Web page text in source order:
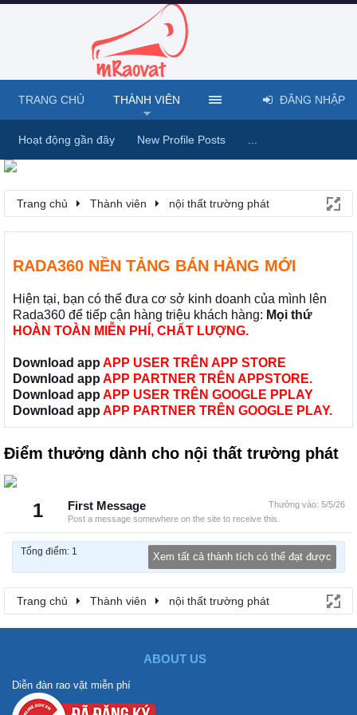
Trang chủ Thành viên nội thất trường phát
RADA360 NỀN TẢNG BÁN HÀNG MỚI
Hiện tại, bạn có thể đưa cơ sở kinh doanh của mình lên
Rada360 để tiếp cận hàng triệu khách hàng: Mọi thứ
HOÀN TOÀN MIỄN PHÍ, CHẤT LƯỢNG.
Download app APP USER TRÊN APP STORE
Download app APP PARTNER TRÊN APPSTORE.
Download app APP USER TRÊN GOOGLE PPLAY
Download app APP PARTNER TRÊN GOOGLE PLAY.
Điểm thưởng dành cho nội thất trường phát
1 Thưởng vào: 5/5/26
First Message
Post a message somewhere on the site to receive this.
Tổng điểm: 1 Xem tất cả thành tích có thể đạt được
Trang chủ Thành viên nội thất trường phát
TRANG CHỦ THÀNH VIÊN
Hoạt động gần đây New Profile Posts
ĐĂNG NHẬP
ABOUT US
Diễn đàn rao vặt miễn phí